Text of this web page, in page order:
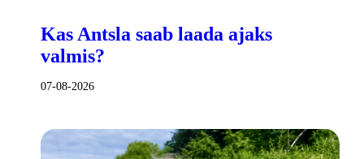
Kas Antsla saab laada ajaks
valmis?
07-08-2026